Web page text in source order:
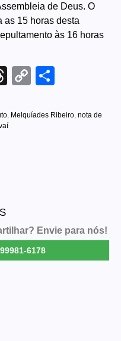
de Deus. O
as 15 horas desta
às 16 horas
Threads
Copy
Melquíades Ribeiro nota de
Envie para nós!
6178